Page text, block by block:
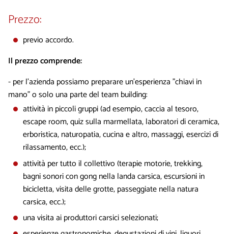
Prezzo:
previo accordo.
Il prezzo comprende:
- per l'azienda possiamo preparare un'esperienza "chiavi in ​​
mano" o solo una parte del team building:
attività in piccoli gruppi (ad esempio, caccia al tesoro,
escape room, quiz sulla marmellata, laboratori di ceramica,
erboristica, naturopatia, cucina e altro, massaggi, esercizi di
rilassamento, ecc.);
attività per tutto il collettivo (terapie motorie, trekking,
bagni sonori con gong nella landa carsica, escursioni in
bicicletta, visita delle grotte, passeggiate nella natura
carsica, ecc.);
una visita ai produttori carsici selezionati;